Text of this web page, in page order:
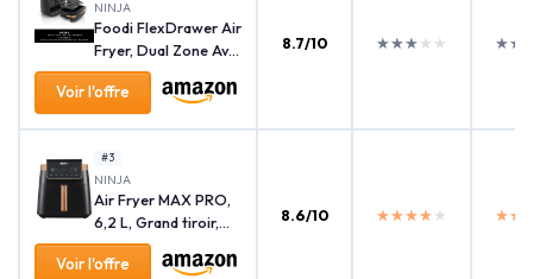
‎NINJA
Foodi FlexDrawer Air
Fryer, Dual Zone Av...
Voir l'offre
8.7/10 ★★★★★
★★★★★
#3
‎NINJA
Air Fryer MAX PRO,
6,2 L, Grand tiroir,...
Voir l'offre
8.6/10 ★★★★★
★★★★★